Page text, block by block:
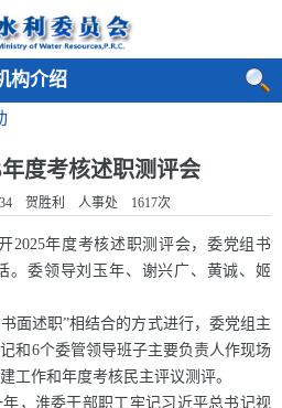
构介绍
度考核述职测评会
贺胜利 人事处 1617次
2025年度考核述职测评会，委党组书
。委领导刘玉年、谢兴广、黄诚、姬
面述职”相结合的方式进行，委党组主
和6个委管领导班子主要负责人作现场
工作和年度考核民主评议测评。
，淮委干部职工牢记习近平总书记视